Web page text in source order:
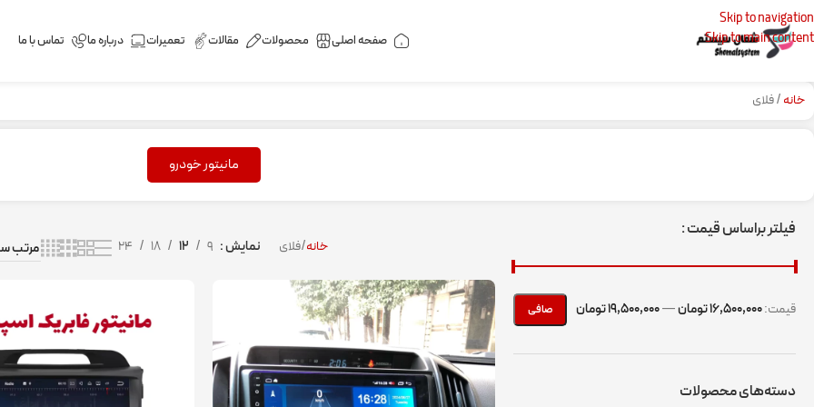
Skip to navigation
Skip to main content
صفحه اصلی محصولات مقالات تعمیرات درباره ما تماس با ما
خانه فلای
مانیتور خودرو
فیلتر براساس قیمت :
صافی قيمت:16,500,000 تومان —19,500,000 تومان
دسته‌های محصولات
خانه فلای نمایش 9
12
18
24